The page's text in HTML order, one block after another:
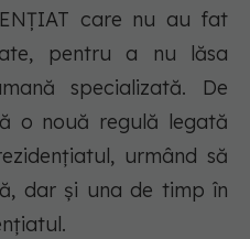
care nu au fat
pentru a nu lăsa
specializată. De
o nouă regulă legată
urmând să
dar și una de timp în